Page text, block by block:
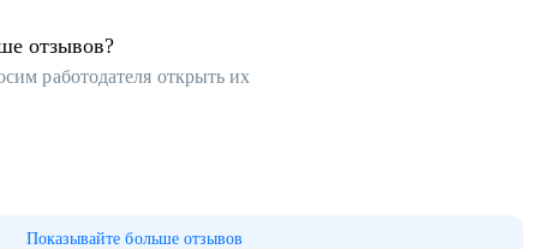
отзывов?
работодателя открыть их
Показывайте больше отзывов